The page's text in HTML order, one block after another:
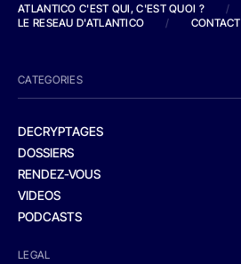
ATLANTICO C'EST QUI, C'EST QUOI ?
/
LE RESEAU D'ATLANTICO
/ CONTACT
CATEGORIES
DECRYPTAGES
DOSSIERS
RENDEZ-VOUS
VIDEOS
PODCASTS
LEGAL